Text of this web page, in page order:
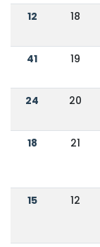
12 18
41 19
24 20
18 21
15 12